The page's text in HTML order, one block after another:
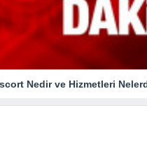
Nedir ve Hizmetleri